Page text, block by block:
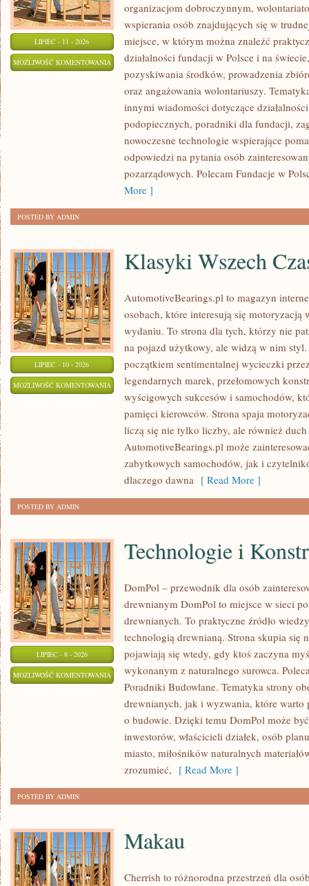
LIPIEC - 11 - 2026
MOŻLIWOŚĆ KOMENTOWANIA ZARZĄD
GOVERNANCE
organizacjom dobroczynnym,
wspierania osób znajdujących się w
miejsce, w którym można znaleźć
działalności fundacji w Polsce i na
pozyskiwania środków, prowadzenia
oraz angażowania wolontariuszy.
innymi wiadomości dotyczące
podopiecznych, poradniki dla fundacji,
nowoczesne technologie wspierające
odpowiedzi na pytania osób
pozarządowych. Polecam Fundacje w
More ]
POSTED BY ADMIN
LIPIEC - 10 - 2026
MOŻLIWOŚĆ KOMENTOWANIA KLASYKI
WSZECH
CZASÓW
Klasyki Wszech
AutomotiveBearings.pl to magazyn
osobach, które interesują się
wydaniu. To strona dla tych, którzy nie
na pojazd użytkowy, ale widzą w nim
początkiem sentimentalnej wycieczki
legendarnych marek, przełomowych
wyścigowych sukcesów i samochodów,
pamięci kierowców. Strona spaja
liczą się nie tylko liczby, ale również duch
AutomotiveBearings.pl może
zabytkowych samochodów, jak i
dlaczego dawna [ Read More ]
POSTED BY ADMIN
LIPIEC - 8 - 2026
MOŻLIWOŚĆ KOMENTOWANIA TECHNOLOGIE
KONSTRUKCJE
Technologie i
DomPol – przewodnik dla osób
drewnianym DomPol to miejsce w sieci
drewnianych. To praktyczne źródło
technologią drewnianą. Strona skupia się
pojawiają się wtedy, gdy ktoś zaczyna
wykonanym z naturalnego surowca.
Poradniki Budowlane. Tematyka strony
drewnianych, jak i wyzwania, które warto
o budowie. Dzięki temu DomPol może
inwestorów, właścicieli działek, osób
miasto, miłośników naturalnych
zrozumieć, [ Read More ]
POSTED BY ADMIN
Makau
Cherrish to różnorodna przestrzeń dla